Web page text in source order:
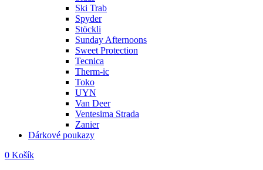
Ski Trab
Spyder
Stöckli
Sunday Afternoons
Sweet Protection
Tecnica
Therm-ic
Toko
UYN
Van Deer
Ventesima Strada
Zanier
Dárkové poukazy
0 Košík